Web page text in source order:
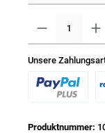
Unsere
Produktnummer: